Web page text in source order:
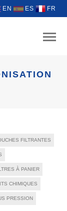
EN ES FR
FILTRANTES
À PANIER
CHIMIQUES
PRESSION